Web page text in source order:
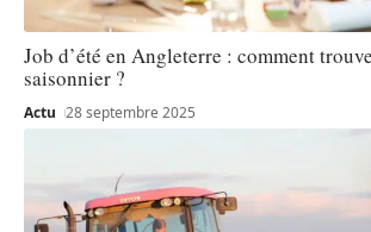
Job d’été en Angleterre : comment
saisonnier ?
Actu 28 septembre 2025